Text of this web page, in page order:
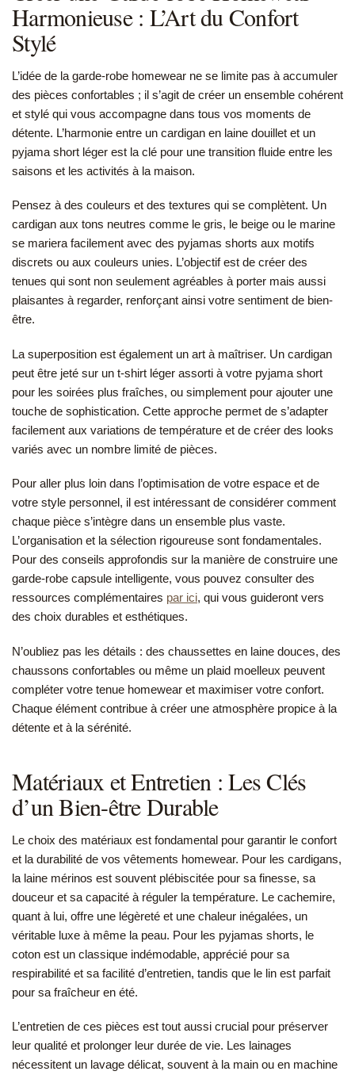
Harmonieuse : L’Art du Confort
Stylé
L’idée de la garde-robe homewear ne se limite pas à accumuler
des pièces confortables ; il s’agit de créer un ensemble cohérent
et stylé qui vous accompagne dans tous vos moments de
détente. L’harmonie entre un cardigan en laine douillet et un
pyjama short léger est la clé pour une transition fluide entre les
saisons et les activités à la maison.
Pensez à des couleurs et des textures qui se complètent. Un
cardigan aux tons neutres comme le gris, le beige ou le marine
se mariera facilement avec des pyjamas shorts aux motifs
discrets ou aux couleurs unies. L’objectif est de créer des
tenues qui sont non seulement agréables à porter mais aussi
plaisantes à regarder, renforçant ainsi votre sentiment de bien-
être.
La superposition est également un art à maîtriser. Un cardigan
peut être jeté sur un t-shirt léger assorti à votre pyjama short
pour les soirées plus fraîches, ou simplement pour ajouter une
touche de sophistication. Cette approche permet de s’adapter
facilement aux variations de température et de créer des looks
variés avec un nombre limité de pièces.
Pour aller plus loin dans l’optimisation de votre espace et de
votre style personnel, il est intéressant de considérer comment
chaque pièce s’intègre dans un ensemble plus vaste.
L’organisation et la sélection rigoureuse sont fondamentales.
Pour des conseils approfondis sur la manière de construire une
garde-robe capsule intelligente, vous pouvez consulter des
ressources complémentaires par ici, qui vous guideront vers
des choix durables et esthétiques.
N’oubliez pas les détails : des chaussettes en laine douces, des
chaussons confortables ou même un plaid moelleux peuvent
compléter votre tenue homewear et maximiser votre confort.
Chaque élément contribue à créer une atmosphère propice à la
détente et à la sérénité.
Matériaux et Entretien : Les Clés
d’un Bien-être Durable
Le choix des matériaux est fondamental pour garantir le confort
et la durabilité de vos vêtements homewear. Pour les cardigans,
la laine mérinos est souvent plébiscitée pour sa finesse, sa
douceur et sa capacité à réguler la température. Le cachemire,
quant à lui, offre une légèreté et une chaleur inégalées, un
véritable luxe à même la peau. Pour les pyjamas shorts, le
coton est un classique indémodable, apprécié pour sa
respirabilité et sa facilité d’entretien, tandis que le lin est parfait
pour sa fraîcheur en été.
L’entretien de ces pièces est tout aussi crucial pour préserver
leur qualité et prolonger leur durée de vie. Les lainages
nécessitent un lavage délicat, souvent à la main ou en machine